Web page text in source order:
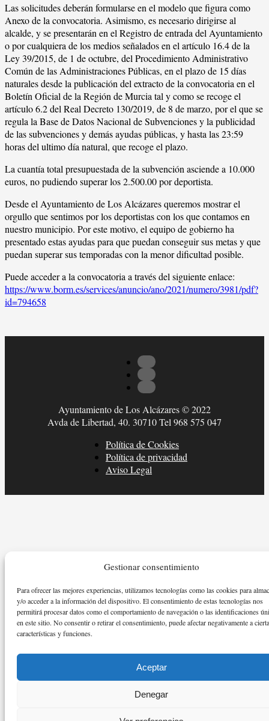
Gestionar consentimiento
Para ofrecer las mejores experiencias, utilizamos tecnologías como las cookies para
y/o acceder a la información del dispositivo. El consentimiento de estas tecnologías nos
permitirá procesar datos como el comportamiento de navegación o las identificaciones
en este sitio. No consentir o retirar el consentimiento, puede afectar negativamente a
características y funciones.
Aceptar
Denegar
Las solicitudes deberán formularse en el modelo que figura como
Anexo de la convocatoria. Asimismo, es necesario dirigirse al
alcalde, y se presentarán en el Registro de entrada del Ayuntamiento
o por cualquiera de los medios señalados en el artículo 16.4 de la
Ley 39/2015, de 1 de octubre, del Procedimiento Administrativo
Común de las Administraciones Públicas, en el plazo de 15 días
naturales desde la publicación del extracto de la convocatoria en el
Boletín Oficial de la Región de Murcia tal y como se recoge el
artículo 6.2 del Real Decreto 130/2019, de 8 de marzo, por el que se
regula la Base de Datos Nacional de Subvenciones y la publicidad
de las subvenciones y demás ayudas públicas, y hasta las 23:59
horas del ultimo día natural, que recoge el plazo.
La cuantía total presupuestada de la subvención asciende a 10.000
euros, no pudiendo superar los 2.500.00 por deportista.
Desde el Ayuntamiento de Los Alcázares queremos mostrar el
orgullo que sentimos por los deportistas con los que contamos en
nuestro municipio. Por este motivo, el equipo de gobierno ha
presentado estas ayudas para que puedan conseguir sus metas y que
puedan superar sus temporadas con la menor dificultad posible.
Puede acceder a la convocatoria a través del siguiente enlace:
https://www.borm.es/services/anuncio/ano/2021/numero/3981/pdf?
id=794658
Ayuntamiento de Los Alcázares © 2022
Avda de Libertad, 40. 30710 Tel 968 575 047
Política de Cookies
Política de privacidad
Aviso Legal